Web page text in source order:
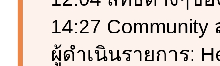
14:27
ผู้ดำเนินรายการ: